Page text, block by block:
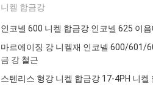
니켈 합금강
인코넬 600 니켈 합금강 인코넬 625 이
마르에이징 강 니켈재 인코넬 600/601/
금 강 철근
스텐리스 형강 니켈 합금강 17-4PH 니켈